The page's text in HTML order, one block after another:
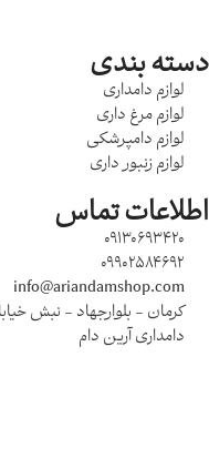
دسته بندی
لوازم دامداری
لوازم مرغ داری
لوازم دامپرشکی
لوازم زنبور داری
اطلاعات تماس
09130693420
09902584692
info@ariandamshop.com
دامداری آرین دام